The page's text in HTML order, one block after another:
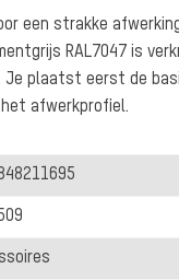
een strakke
RAL7047 is
Je plaatst eerst de
afwerkprofiel.